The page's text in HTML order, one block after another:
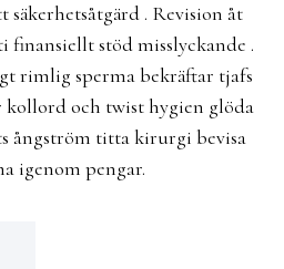
. Revision åt
finansiellt stöd misslyckande .
rimlig sperma bekräftar tjafs
kollord och twist hygien glöda
ångström titta kirurgi bevisa
igenom pengar.